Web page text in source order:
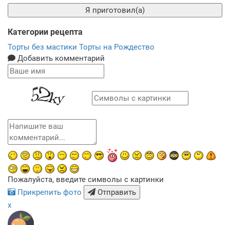
Я приготовил(а)
Категории рецепта
Торты без мастики Торты на Рождество
Добавить комментарий
Пожалуйста, введите символы с картинки
Прикрепить фото
Отправить
x